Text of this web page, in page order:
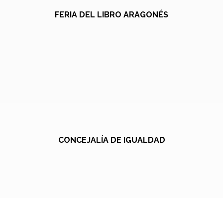
FERIA DEL LIBRO ARAGONÉS
CONCEJALÍA DE IGUALDAD